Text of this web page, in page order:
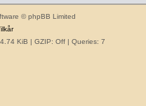
© phpBB Limited
KiB | GZIP: Off | Queries: 7